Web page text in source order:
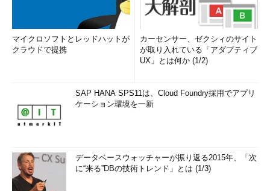
マイクロソフトとレッドハットが
クラウドで提携
カーセンサー、ゼクシィのサイト
が取り入れている「アダプティブ
UX」とは何か (1/2)
SAP HANA SPS11は、Cloud Foundry採用でアプリ
ケーション環境を一新
データベースウォッチャーが振り返る2015年、「次
に“来る”DBの技術トレンド」とは (1/3)